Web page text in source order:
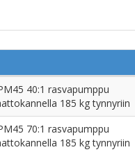
40:1 rasvapumppu
185 kg tynnyriin
70:1 rasvapumppu
185 kg tynnyriin